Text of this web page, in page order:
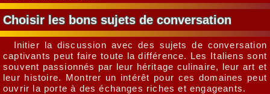
Choisir les bons sujets de conversation
Initier la discussion avec des sujets de conversation
captivants peut faire toute la différence. Les Italiens sont
souvent passionnés par leur héritage culinaire, leur art et
leur histoire. Montrer un intérêt pour ces domaines peut
ouvrir la porte à des échanges riches et engageants.